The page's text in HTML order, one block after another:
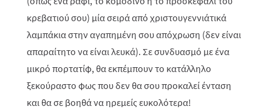
κρεβατιού σου) μία σειρά από χριστουγεννιάτικά
λαμπάκια στην αγαπημένη σου απόχρωση (δεν είναι
απαραίτητο να είναι λευκά). Σε συνδυασμό με ένα
μικρό πορτατίφ, θα εκπέμπουν το κατάλληλο
ξεκούραστο φως που δεν θα σου προκαλεί ένταση
και θα σε βοηθά να ηρεμείς ευκολότερα!